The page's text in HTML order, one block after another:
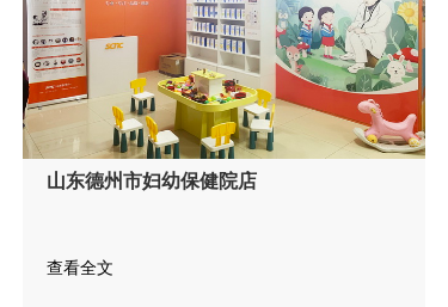
山东德州市妇幼保健院店
查看全文